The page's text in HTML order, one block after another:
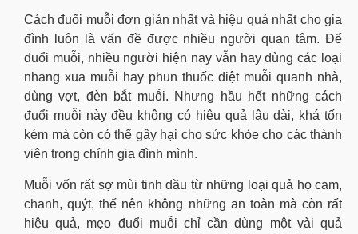
Cách đuổi muỗi đơn giản nhất và hiệu quả nhất cho gia
đình luôn là vấn đề được nhiều người quan tâm. Để
đuổi muỗi, nhiều người hiện nay vẫn hay dùng các loại
nhang xua muỗi hay phun thuốc diệt muỗi quanh nhà,
dùng vợt, đèn bắt muỗi. Nhưng hầu hết những cách
đuổi muỗi này đều không có hiệu quả lâu dài, khá tốn
kém mà còn có thể gây hại cho sức khỏe cho các thành
viên trong chính gia đình mình.
Muỗi vốn rất sợ mùi tinh dầu từ những loại quả họ cam,
chanh, quýt, thế nên không những an toàn mà còn rất
hiệu quả, mẹo đuổi muỗi chỉ cần dùng một vài quả